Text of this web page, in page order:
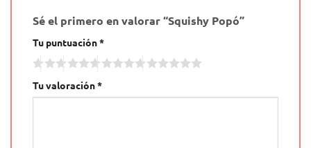
Sé el primero en valorar “Squishy Popó”
Tu puntuación*
Tu valoración*